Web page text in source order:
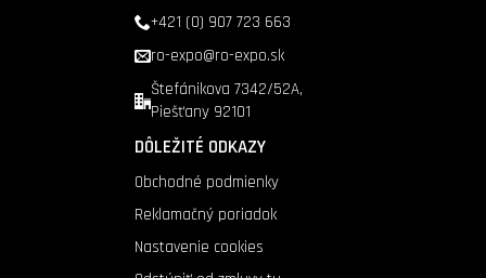
+421 (0) 907 723 663
ro-expo@ro-expo.sk
Štefánikova 7342/52A,
Piešťany 92101
DÔLEŽITÉ ODKAZY
Obchodné podmienky
Reklamačný poriadok
Nastavenie cookies